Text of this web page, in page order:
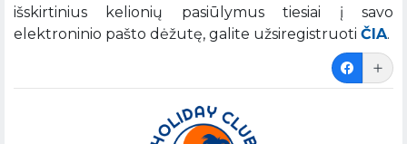
išskirtinius kelionių pasiūlymus tiesiai į savo
elektroninio pašto dėžutę, galite užsiregistruoti ČIA.